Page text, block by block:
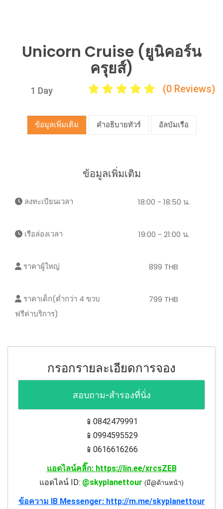
Unicorn Cruise (ยูนิคอร์น
ครุยส์)
1 Day (0 Reviews)
ข้อมูลเพิ่มเติม คำอธิบายทัวร์ อัลบัมเรือ
ข้อมูลเพิ่มเติม
ลงทะเบียนเวลา
เรือล่องเวลา
ราคาผู้ใหญ่
ราคาเด็ก(ต่ำกว่า 4 ขวบ
ฟรีค่าบริการ)
18:00 - 18:50 น.
19:00 - 21:00 น.
899 THB
799 THB
กรอกรายละเอียดการจอง
สอบถาม-สำรองที่นั่ง
📱0842479991
📱0994595529
📱0616616266
แอดไลน์คลิ๊ก: https://lin.ee/xrcsZEB
แอดไลน์ ID: @skyplanettour (มี@ด้านหน้า)
ข้อความ IB Messenger: http://m.me/skyplanettour